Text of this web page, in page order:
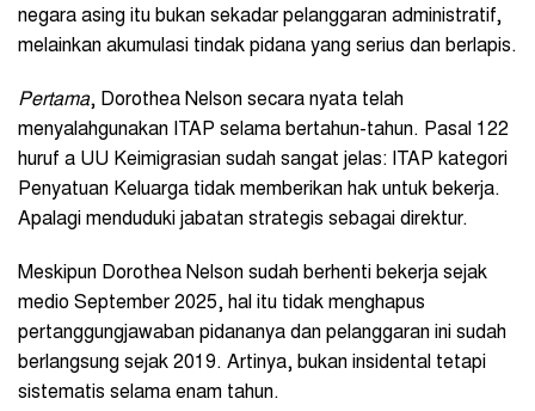
negara asing itu bukan sekadar pelanggaran administratif,
melainkan akumulasi tindak pidana yang serius dan berlapis.
Pertama, Dorothea Nelson secara nyata telah
menyalahgunakan ITAP selama bertahun-tahun. Pasal 122
huruf a UU Keimigrasian sudah sangat jelas: ITAP kategori
Penyatuan Keluarga tidak memberikan hak untuk bekerja.
Apalagi menduduki jabatan strategis sebagai direktur.
Meskipun Dorothea Nelson sudah berhenti bekerja sejak
medio September 2025, hal itu tidak menghapus
pertanggungjawaban pidananya dan pelanggaran ini sudah
berlangsung sejak 2019. Artinya, bukan insidental tetapi
sistematis selama enam tahun.